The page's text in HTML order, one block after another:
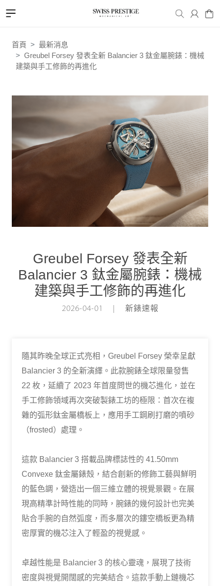
首頁
最新消息
Greubel Forsey 發表全新 Balancier 3 鈦金屬腕錶：機械
建築與手工修飾的再進化
Greubel Forsey 發表全新
Balancier 3 鈦金屬腕錶：機械
建築與手工修飾的再進化
2026-04-01 | 新錶速報
隨其昨晚全球正式亮相，Greubel Forsey 榮幸呈獻
Balancier 3 的全新演繹。此款腕錶全球限量發售
22 枚，延續了 2023 年首度問世的機芯進化，並在
手工修飾領域再次突破製錶工坊的極限：首次在複
雜的弧形鈦金屬橋板上，應用手工鋼刷打磨的噴砂
（frosted）處理。
這款 Balancier 3 搭載品牌標誌性的 41.50mm
Convexe 鈦金屬錶殼，結合創新的修飾工藝與鮮明
的藍色調，營造出一個三維立體的視覺景觀。在展
現高精準計時性能的同時，腕錶的幾何設計也完美
貼合手腕的自然弧度，而多層次的鏤空橋板更為精
密厚實的機芯注入了輕盈的視覺感。
卓越性能是 Balancier 3 的核心靈魂，展現了技術
密度與視覺開闊感的完美結合。這款手動上鏈機芯